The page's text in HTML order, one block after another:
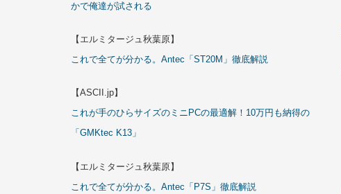
かで俺達が試される
【エルミタージュ秋葉原】
これで全てが分かる。Antec「ST20M」徹底解説
【ASCII.jp】
これが手のひらサイズのミニPCの最適解！10万円も納得の
「GMKtec K13」
【エルミタージュ秋葉原】
これで全てが分かる。Antec「P7S」徹底解説